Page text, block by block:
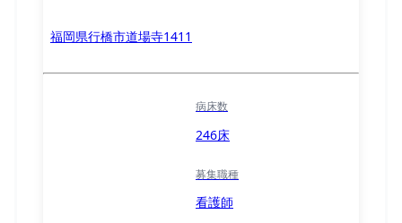
福岡県行橋市道場寺1411
病床数
246床
募集職種
看護師